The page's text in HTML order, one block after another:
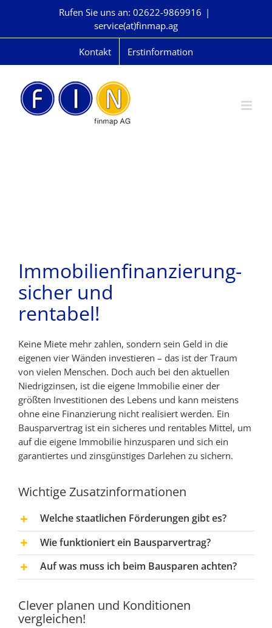
Rufen Sie uns an: 02622-9869916 |
service(at)finmap.ag
Kontakt Erstinformation
Immobilienfinanzierung-
sicher und
rentabel!
Keine Miete mehr zahlen, sondern sein Geld in die
eigenen vier Wänden investieren – das ist der Traum
von vielen Menschen. Doch auch bei den aktuellen
Niedrigzinsen, ist die eigene Immobilie einer der
größten Investitionen des Lebens und kann meistens
ohne eine Finanzierung nicht realisiert werden. Ein
Bausparvertrag ist ein sicheres und rentables Mittel, um
auf die eigene Immobilie hinzusparen und sich ein
garantiertes und zinsgünstiges Darlehen zu sichern.
Wichtige Zusatzinformationen
Welche staatlichen Förderungen gibt es?
Wie funktioniert ein Bausparvertrag?
Auf was muss ich beim Bausparen achten?
Clever planen und Konditionen
vergleichen!